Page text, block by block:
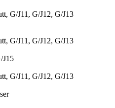
G/J11, G/J12, G/J13
G/J11, G/J12, G/J13
J15
G/J11, G/J12, G/J13